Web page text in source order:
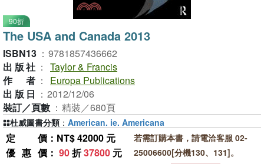
90折
The USA and Canada 2013
ISBN13 ： 9781857436662
出版社 ： Taylor & Francis
作者 ：
Europa Publications
出版日 ： 2012/12/06
裝訂／頁數 ： 精裝／680頁
定價 ：NT$ 42000 元
優惠價 ： 90折37800 元
若需訂購本書，請電洽客服 02-
25006600[分機130、131]。
杜威圖書分類 ： American. ie. Americana